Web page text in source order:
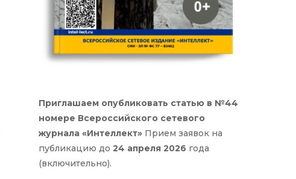
Приглашаем опубликовать статью в №44
номере Всероссийского сетевого
журнала «Интеллект» Прием заявок на
публикацию до 24 апреля 2026 года
(включительно).